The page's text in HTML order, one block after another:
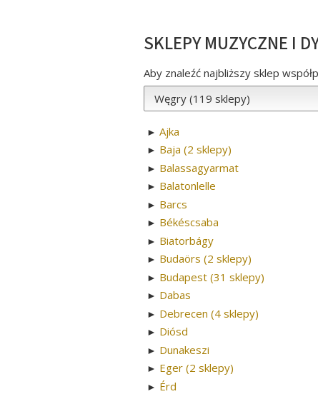
SKLEPY MUZYCZNE I
Aby znaleźć najbliższy sklep
► Ajka
► Baja (2 sklepy)
► Balassagyarmat
► Balatonlelle
► Barcs
► Békéscsaba
► Biatorbágy
► Budaörs (2 sklepy)
► Budapest (31 sklepy)
► Dabas
► Debrecen (4 sklepy)
► Diósd
► Dunakeszi
► Eger (2 sklepy)
► Érd